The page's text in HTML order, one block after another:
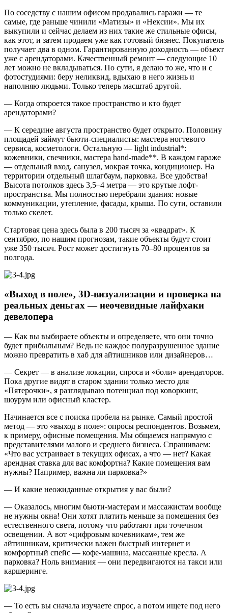
По соседству с нашим офисом продавались гаражи — те
самые, где раньше чинили «Матизы» и «Нексии». Мы их
выкупили и сейчас делаем из них такие же стильные офисы,
как этот, и затем продаем уже как готовый бизнес. Покупатель
получает два в одном. Гарантированную доходность — объект
уже с арендаторами. Качественный ремонт — следующие 10
лет можно не вкладываться. По сути, я делаю то же, что и с
фотостудиями: беру неликвид, вдыхаю в него жизнь и
наполняю людьми. Только теперь масштаб другой.
— Когда откроется такое пространство и кто будет
арендаторами?
— К середине августа пространство будет открыто. Половину
площадей займут бьюти-специалисты: мастера ногтевого
сервиса, косметологи. Остальную — light industrial*:
кожевники, свечники, мастера hand-made**. В каждом гараже
— отдельный вход, санузел, мокрая точка, кондиционер. На
территории отдельный шлагбаум, парковка. Все удобства!
Высота потолков здесь 3,5–4 метра — это крутые лофт-
пространства. Мы полностью перебрали здания: новые
коммуникации, утепление, фасады, крыша. По сути, оставили
только скелет.
Стартовая цена здесь была в 200 тысяч за «квадрат». К
сентябрю, по нашим прогнозам, такие объекты будут стоит
уже 350 тысяч. Рост может достигнуть 70–80 процентов за
полгода.
«Выход в поле», 3D-визуализации и проверка на
реальных деньгах — неочевидные лайфхаки
девелопера
— Как вы выбираете объекты и определяете, что они точно
будет прибыльным? Ведь не каждое полуразрушенное здание
можно превратить в хаб для айтишников или дизайнеров…
— Секрет — в анализе локации, спроса и «боли» арендаторов.
Пока другие видят в старом здании только место для
«Пятерочки», я разглядываю потенциал под коворкинг,
шоурум или офисный кластер.
Начинается все с поиска пробела на рынке. Самый простой
метод — это «выход в поле»: опросы респондентов. Возьмем,
к примеру, офисные помещения. Мы общаемся напрямую с
представителями малого и среднего бизнеса. Спрашиваем:
«Что вас устраивает в текущих офисах, а что — нет? Какая
арендная ставка для вас комфортна? Какие помещения вам
нужны? Например, важна ли парковка?»
— И какие неожиданные открытия у вас были?
— Оказалось, многим бьюти-мастерам и массажистам вообще
не нужны окна! Они хотят платить меньше за помещения без
естественного света, потому что работают при точечном
освещении. А вот «цифровым кочевникам», тем же
айтишникам, критически важен быстрый интернет и
комфортный спейс — кофе-машина, массажные кресла. А
парковка? Ноль внимания — они передвигаются на такси или
каршеринге.
— То есть вы сначала изучаете спрос, а потом ищете под него